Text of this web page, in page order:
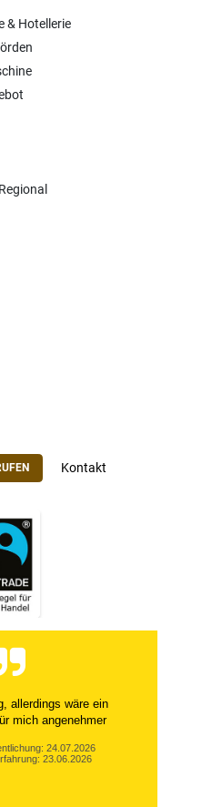
& Hotellerie
Kontakt
allerdings wäre ein
mich angenehmer
24.07.2026
23.06.2026